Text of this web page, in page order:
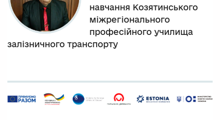
навчання Козятинського
міжрегіонального
професійного училища
залізничного транспорту